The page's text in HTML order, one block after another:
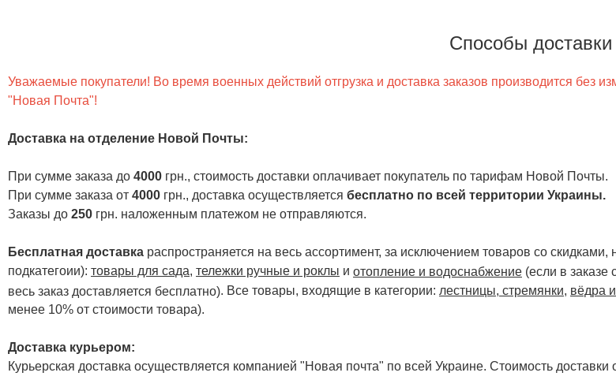
Способы доставки
Уважаемые покупатели! Во время военных действий отгрузка и доставка заказов производится без
"Новая Почта"!
Доставка на отделение Новой Почты:
При сумме заказа до 4000 грн., стоимость доставки оплачивает покупатель по тарифам Новой Почты.
При сумме заказа от 4000 грн., доставка осуществляется бесплатно по всей территории Украины.
Заказы до 250 грн. наложенным платежом не отправляются.
Бесплатная доставка распространяется на весь ассортимент, за исключением товаров со
подкатегоии): товары для сада, тележки ручные и роклы и отопление и водоснабжение (если в заказе
весь заказ доставляется бесплатно). Все товары, входящие в категории: лестницы, стремянки, вёдра
менее 10% от стоимости товара).
Доставка курьером:
Курьерская доставка осуществляется компанией "Новая почта" по всей Украине. Стоимость доставки